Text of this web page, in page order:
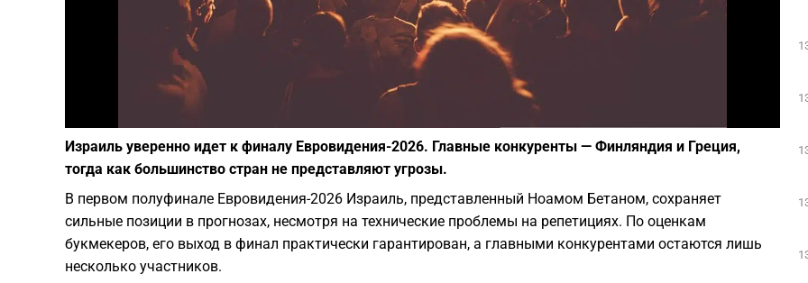
Израиль уверенно идет к финалу Евровидения-2026. Главные конкуренты — Финляндия и Греция,
тогда как большинство стран не представляют угрозы.
В первом полуфинале Евровидения-2026 Израиль, представленный Ноамом Бетаном, сохраняет
сильные позиции в прогнозах, несмотря на технические проблемы на репетициях. По оценкам
букмекеров, его выход в финал практически гарантирован, а главными конкурентами остаются лишь
несколько участников.